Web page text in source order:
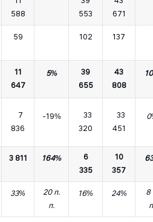
588
553
671
59 102 137
11
647
5%
39
655
43
808
7
836
-19%
33
320
33
451
3 811 164%
6
335
10
357
33%
20 п.
п.
16% 24%
8